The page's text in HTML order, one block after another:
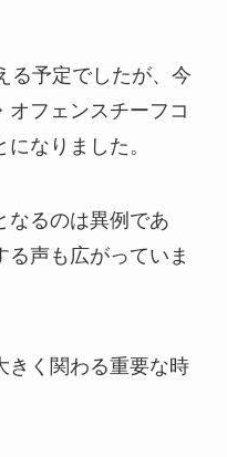
る予定でしたが、今
オフェンスチーフコ
なりました。
なるのは異例であ
る声も広がっていま
きく関わる重要な時